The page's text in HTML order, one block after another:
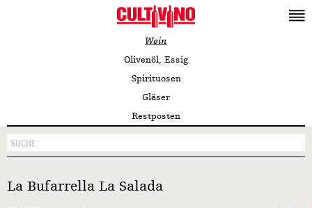
Wein
Olivenöl, Essig
Spirituosen
Gläser
Restposten
La Bufarrella La Salada